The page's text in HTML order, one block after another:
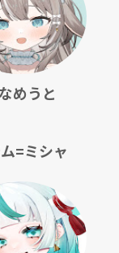
めうと
=ミシャ